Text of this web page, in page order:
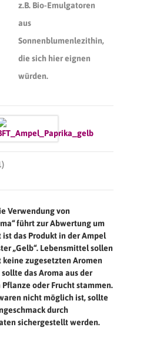
z.B. Bio-Emulgatoren
aus
Sonnenblumenlezithin,
die sich hier eignen
würden.
Verwendung von
führt zur Abwertung um
das Produkt in der Ampel
„Gelb“. Lebensmittel sollen
zugesetzten Aromen
das Aroma aus der
oder Frucht stammen.
nicht möglich ist, sollte
durch
sichergestellt werden.